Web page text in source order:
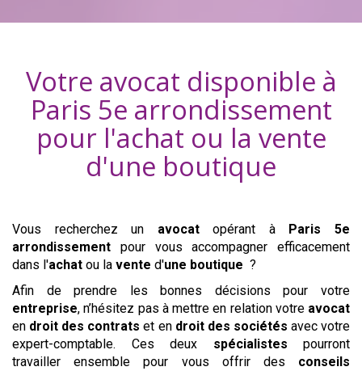
Votre avocat disponible à
Paris 5e arrondissement
pour l'achat ou la vente
d'une boutique
Vous recherchez un avocatopérant à
Paris 5e
arrondissement
pour vous accompagner efficacement
dans l'achat ou la vente d'une boutique ?
Afin de prendre les bonnes décisions pour votre
entreprise, n’hésitez pas à mettre en relation votre avocat
en droit des contrats et en droit des sociétés avec votre
expert-comptable. Ces deux spécialistes pourront
travailler ensemble pour vous offrir des conseils